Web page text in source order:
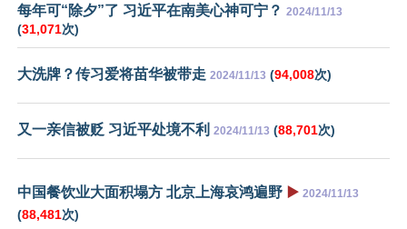
每年可“除夕”了 习近平在南美心神可宁？ 2024/11/13
(31,071次)
大洗牌？传习爱将苗华被带走 2024/11/13 (94,008次)
又一亲信被贬 习近平处境不利 2024/11/13 (88,701次)
中国餐饮业大面积塌方 北京上海哀鸿遍野 ▶️ 2024/11/13
(88,481次)